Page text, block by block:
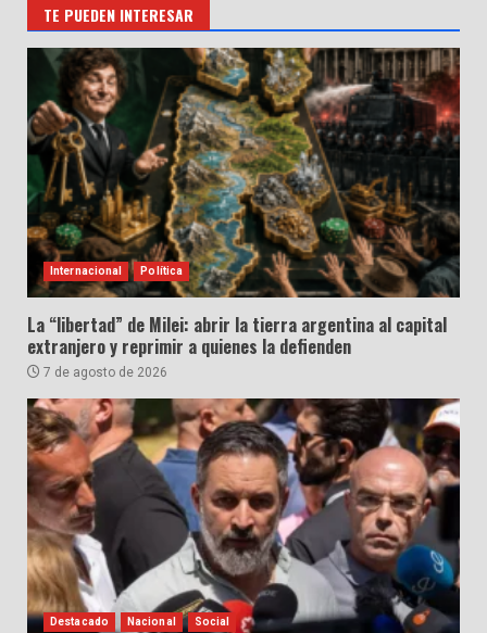
TE PUEDEN INTERESAR
Internacional Política
La “libertad” de Milei: abrir la tierra argentina al capital
extranjero y reprimir a quienes la defienden
7 de agosto de 2026
Destacado Nacional Social